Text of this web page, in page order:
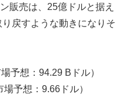
販売は、25億ドルと据え
戻すような動きになりそ
予想：94.29 Bドル）
予想：9.66ドル）